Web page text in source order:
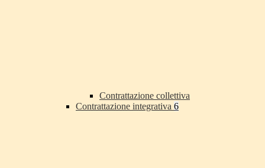
Contrattazione collettiva
Contrattazione integrativa 6